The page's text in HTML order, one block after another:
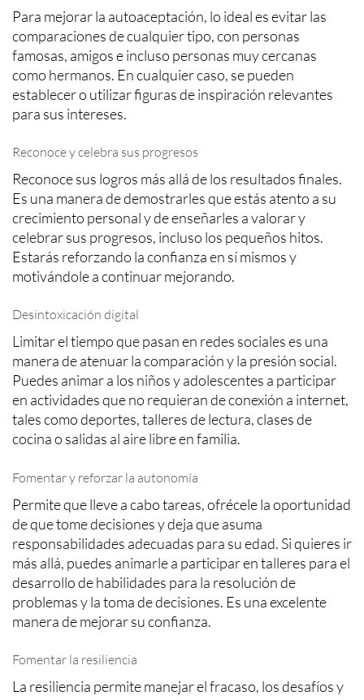
Para mejorar la autoaceptación, lo ideal es evitar las
comparaciones de cualquier tipo, con personas
famosas, amigos e incluso personas muy cercanas
como hermanos. En cualquier caso, se pueden
establecer o utilizar figuras de inspiración relevantes
para sus intereses.
Reconoce y celebra sus progresos
Reconoce sus logros más allá de los resultados finales.
Es una manera de demostrarles que estás atento a su
crecimiento personal y de enseñarles a valorar y
celebrar sus progresos, incluso los pequeños hitos.
Estarás reforzando la confianza en sí mismos y
motivándole a continuar mejorando.
Desintoxicación digital
Limitar el tiempo que pasan en redes sociales es una
manera de atenuar la comparación y la presión social.
Puedes animar a los niños y adolescentes a participar
en actividades que no requieran de conexión a internet,
tales como deportes, talleres de lectura, clases de
cocina o salidas al aire libre en familia.
Fomentar y reforzar la autonomía
Permite que lleve a cabo tareas, ofrécele la oportunidad
de que tome decisiones y deja que asuma
responsabilidades adecuadas para su edad. Si quieres ir
más allá, puedes animarle a participar en talleres para el
desarrollo de habilidades para la resolución de
problemas y la toma de decisiones. Es una excelente
manera de mejorar su confianza.
Fomentar la resiliencia
La resiliencia permite manejar el fracaso, los desafíos y